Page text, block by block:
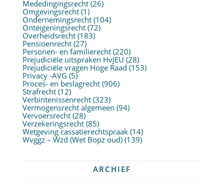
Mededingingsrecht(26)
Omgevingsrecht(1)
Ondernemingsrecht(104)
Onteigeningsrecht(72)
Overheidsrecht(183)
Pensioenrecht(27)
Personen- en familierecht(220)
Prejudiciële uitspraken HvJEU (28)
Prejudiciële vragen Hoge Raad (153)
Privacy -AVG (5)
Proces- en beslagrecht(906)
Strafrecht(12)
Verbintenissenrecht(323)
Vermogensrecht algemeen (94)
Vervoersrecht(28)
Verzekeringsrecht(85)
Wetgeving cassatierechtspraak(14)
Wvggz – Wzd (Wet Bopz oud)(139)
ARCHIEF